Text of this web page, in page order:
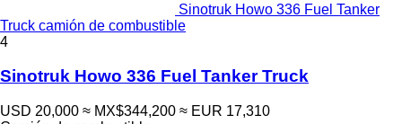
Sinotruk Howo 336 Fuel Tanker
Truck camión de combustible
4
Sinotruk Howo 336 Fuel Tanker Truck
USD 20,000 ≈ MX$344,200 ≈ EUR 17,310